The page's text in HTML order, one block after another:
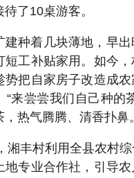
了10桌游客。
建种着几块薄地，早
工补贴家用。如今，
势把自家房子改造成
“来尝尝我们自己种的
热气腾腾、清香扑鼻。
湘丰村利用全县农村
地专业合作社，引导